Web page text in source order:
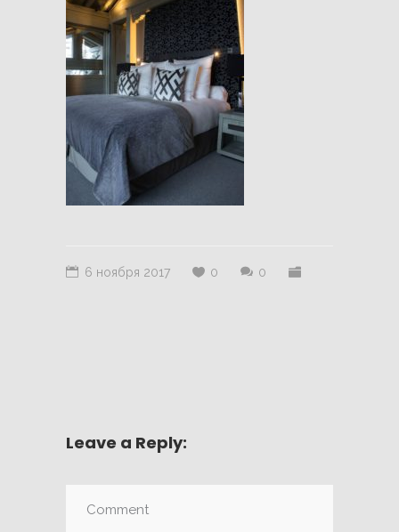
6 ноября 2017 0 0
Leave a Reply: